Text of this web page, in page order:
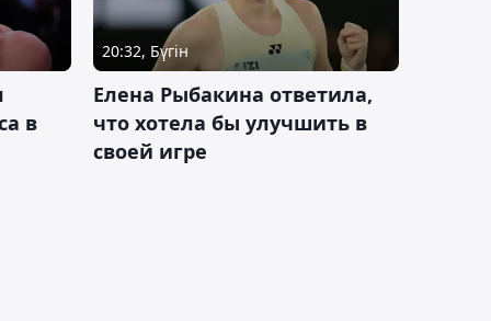
в
20:32, Бүгін
Елена Рыбакина ответила,
что хотела бы улучшить в
своей игре